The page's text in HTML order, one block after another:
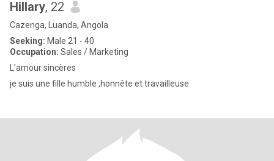
Hillary, 22
Cazenga, Luanda, Angola
Seeking: Male 21 - 40
Occupation: Sales / Marketing
L'amour sincères
je suis une fille humble ,honnête et travailleuse